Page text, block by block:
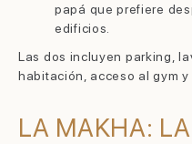
papá que prefiere
edificios.
Las dos incluyen parking,
habitación, acceso al gym
LA MAKHA: